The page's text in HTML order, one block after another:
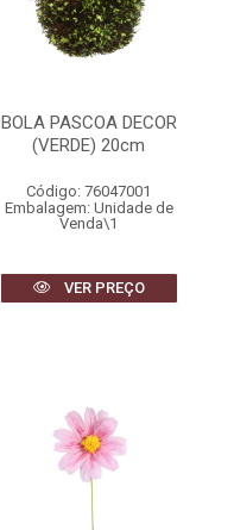
BOLA PASCOA DECOR
(VERDE) 20cm
Código: 76047001
Embalagem: Unidade de
Venda\1
VER PREÇO